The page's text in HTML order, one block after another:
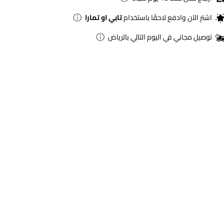
اشترِ الآن وادفع لاحقًا باستخدامتابي او تمارا
توصيل مجاني في اليوم التالي بالرياض